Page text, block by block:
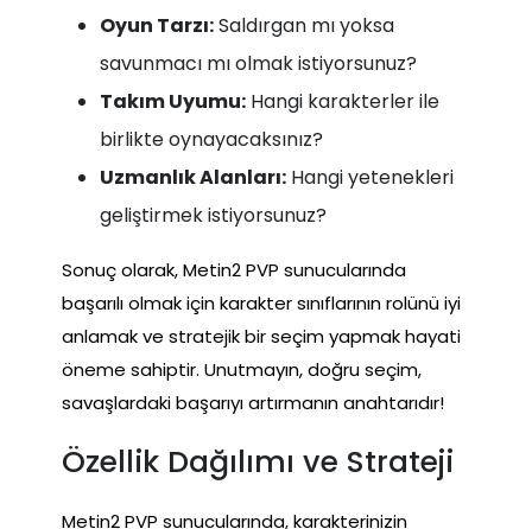
Oyun Tarzı:Saldırgan mı yoksa
savunmacı mı olmak istiyorsunuz?
Takım Uyumu: Hangi karakterler ile
birlikte oynayacaksınız?
Uzmanlık Alanları: Hangi yetenekleri
geliştirmek istiyorsunuz?
Sonuç olarak, Metin2 PVP sunucularında
başarılı olmak için karakter sınıflarının rolünü iyi
anlamak ve stratejik bir seçim yapmak hayati
öneme sahiptir. Unutmayın, doğru seçim,
savaşlardaki başarıyı artırmanın anahtarıdır!
Özellik Dağılımı ve Strateji
Metin2 PVP sunucularında, karakterinizin